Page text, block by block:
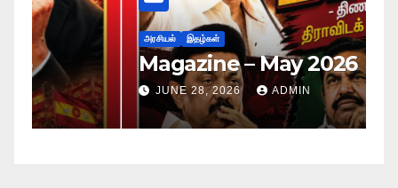
Magazine – May 2026
JUNE 28, 2026 ADMIN